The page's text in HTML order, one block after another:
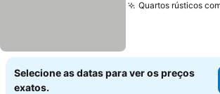
Quartos rústicos
Selecione as datas para ver os preços
exatos.